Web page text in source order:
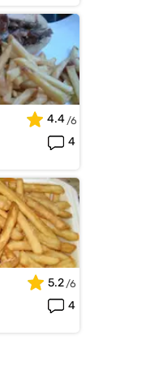
4.4
4
5.2
4